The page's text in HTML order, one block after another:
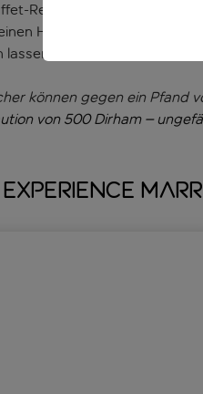
Restaurant des Hotels
Hunger zwischendurch
lassen, bevor du dich in ein
können gegen ein Pfand
von 500 Dirham –
Experience